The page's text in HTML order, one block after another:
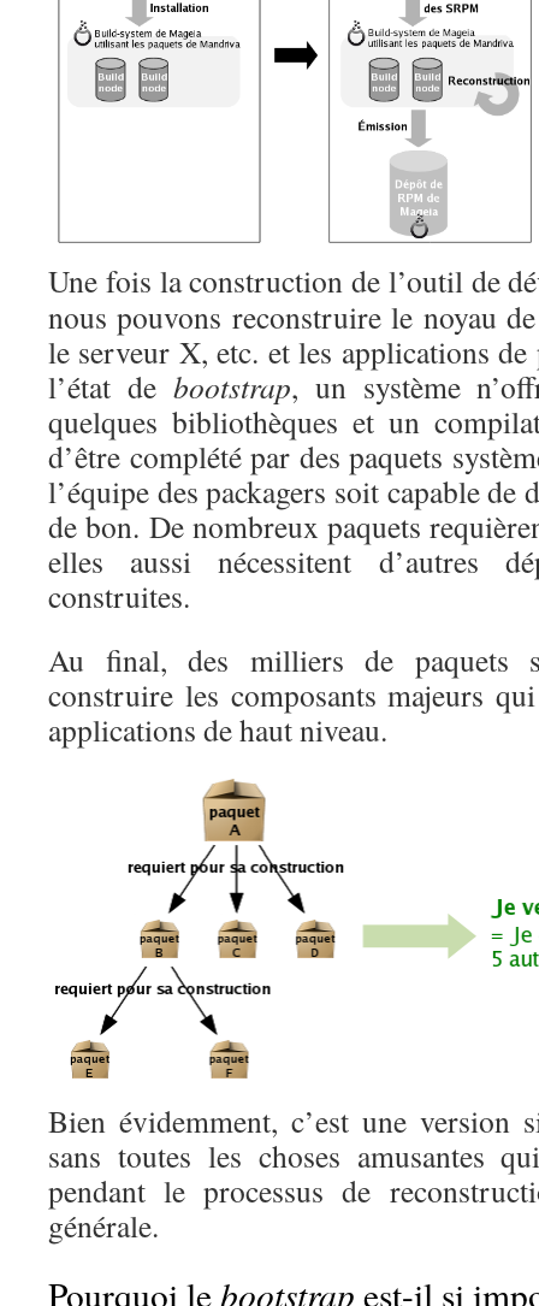
Une fois la construction de l’outil de
nous pouvons reconstruire le noyau
le serveur X, etc. et les applications
l’état de bootstrap, un système
quelques bibliothèques et un
d’être complété par des paquets
l’équipe des packagers soit capable
de bon. De nombreux paquets
elles aussi nécessitent d’autres
construites.
Au final, des milliers de paquets
construire les composants majeurs
applications de haut niveau.
Bien évidemment, c’est une version
sans toutes les choses amusantes
pendant le processus de
générale.
Pourquoi lebootstrap est-il si